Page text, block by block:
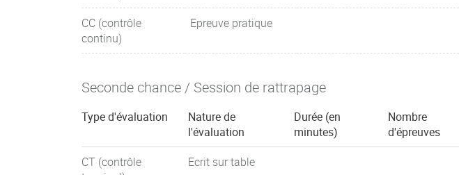
CC (contrôle
continu)
Epreuve pratique
Seconde chance / Session de rattrapage
Type d'évaluation
Nature de
l'évaluation
Durée (en
minutes)
Nombre
d'épreuves
CT (contrôle
Ecrit sur table